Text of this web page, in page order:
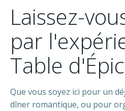
Laissez-
par
Table
Que vous soyez ici pour un
dîner romantique, ou pour